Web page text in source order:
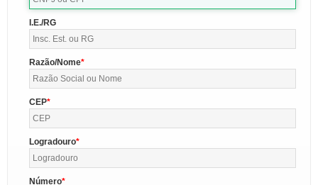
I.E./RG
Razão/Nome
CEP
Logradouro
Número